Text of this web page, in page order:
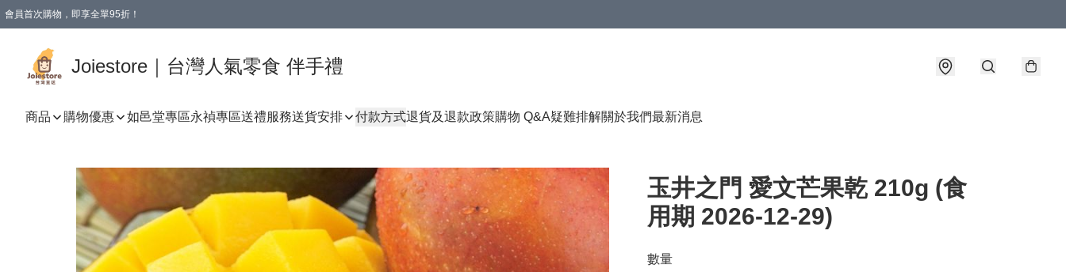
會員首次購物，即享全單95折！
Joiestore｜台灣人氣零食 伴手禮
商品 購物優惠 如邑堂專區永禎專區送禮服務送貨安排 付款方式退貨及退款政策購物 Q&A疑難排解關於我們最新消息
玉井之門 愛文芒果乾 210g (食
用期 2026-12-29)
數量